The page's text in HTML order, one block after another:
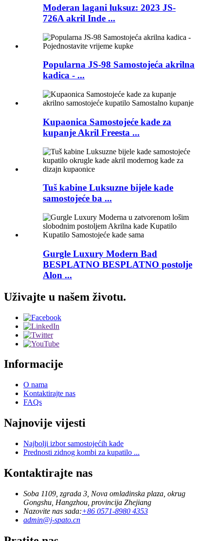
Moderan lagani luksuz: 2023 JS-
726A akril Inde ...
Popularna JS-98 Samostojeća akrilna
kadica - ...
Kupaonica Samostojeće kade za
kupanje Akril Freesta ...
Tuš kabine Luksuzne bijele kade
samostojeće ba ...
Gurgle Luxury Modern Bad
BESPLATNO BESPLATNO postolje
Alon ...
Uživajte u našem životu.
Informacije
O nama
Kontaktirajte nas
FAQs
Najnovije vijesti
Najbolji izbor samostojećih kade
Prednosti zidnog kombi za kupatilo ...
Kontaktirajte nas
Soba 1109, zgrada 3, Nova omladinska plaza, okrug
Gongshu, Hangzhou, provincija Zhejiang
Nazovite nas sada:+86 0571-8980 4353
admin@j-spato.cn